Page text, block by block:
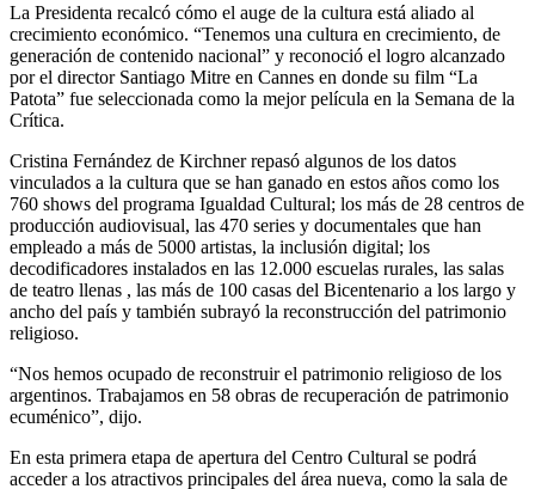
La Presidenta recalcó cómo el auge de la cultura está aliado al
crecimiento económico. “Tenemos una cultura en crecimiento, de
generación de contenido nacional” y reconoció el logro alcanzado
por el director Santiago Mitre en Cannes en donde su film “La
Patota” fue seleccionada como la mejor película en la Semana de la
Crítica.
Cristina Fernández de Kirchner repasó algunos de los datos
vinculados a la cultura que se han ganado en estos años como los
760 shows del programa Igualdad Cultural; los más de 28 centros de
producción audiovisual, las 470 series y documentales que han
empleado a más de 5000 artistas, la inclusión digital; los
decodificadores instalados en las 12.000 escuelas rurales, las salas
de teatro llenas , las más de 100 casas del Bicentenario a los largo y
ancho del país y también subrayó la reconstrucción del patrimonio
religioso.
“Nos hemos ocupado de reconstruir el patrimonio religioso de los
argentinos. Trabajamos en 58 obras de recuperación de patrimonio
ecuménico”, dijo.
En esta primera etapa de apertura del Centro Cultural se podrá
acceder a los atractivos principales del área nueva, como la sala de